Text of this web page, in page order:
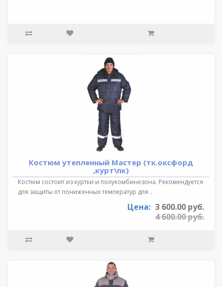
Костюм утепленный Мастер (тк.оксфорд
,курт\пк)
Костюм состоит из куртки и полукомбинезона. Рекомендуется
для защиты от пониженных температур для ..
Цена: 3 600.00 руб.
4 600.00 руб.